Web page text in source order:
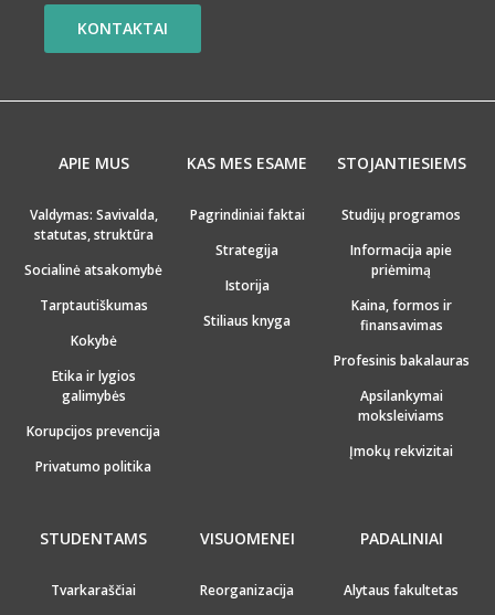
KONTAKTAI
APIE MUS
Valdymas: Savivalda,
statutas, struktūra
Socialinė atsakomybė
Tarptautiškumas
Kokybė
Etika ir lygios
galimybės
Korupcijos prevencija
Privatumo politika
KAS MES ESAME
Pagrindiniai faktai
Strategija
Istorija
Stiliaus knyga
STOJANTIESIEMS
Studijų programos
Informacija apie
priėmimą
Kaina, formos ir
finansavimas
Profesinis bakalauras
Apsilankymai
moksleiviams
Įmokų rekvizitai
STUDENTAMS
Tvarkaraščiai
VISUOMENEI
Reorganizacija
PADALINIAI
Alytaus fakultetas